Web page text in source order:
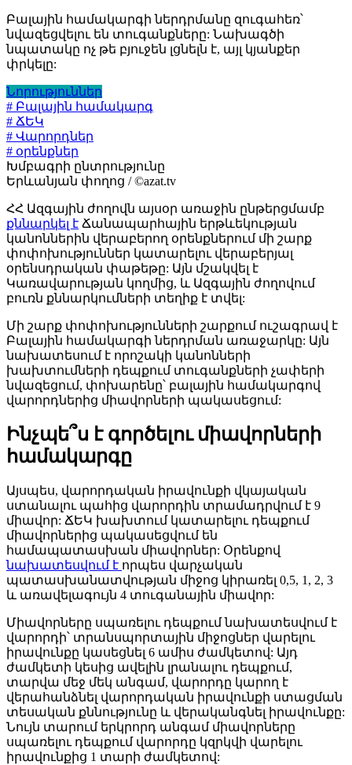
Բալային համակարգի ներդրմանը զուգահեռ՝
նվազեցվելու են տուգանքները: Նախագծի
նպատակը ոչ թե բյուջեն լցնելն է, այլ կյանքեր
փրկելը:
Նորություններ
# Բալային համակարգ
# ՃԵԿ
# Վարորդներ
# օրենքներ
Խմբագրի ընտրությունը
Երևանյան փողոց / ©azat.tv
ՀՀ Ազգային ժողովն այսօր առաջին ընթերցմամբ
քննարկել է Ճանապարհային երթևեկության
կանոններին վերաբերող օրենքներում մի շարք
փոփոխություններ կատարելու վերաբերյալ
օրենսդրական փաթեթը: Այն մշակվել է
Կառավարության կողմից, և Ազգային ժողովում
բուռն քննարկումների տեղիք է տվել:
Մի շարք փոփոխությունների շարքում ուշագրավ է
Բալային համակարգի ներդրման առաջարկը: Այն
նախատեսում է որոշակի կանոնների
խախտումների դեպքում տուգանքների չափերի
նվազեցում, փոխարենը՝ բալային համակարգով
վարորդներից միավորների պակասեցում:
Ինչպե՞ս է գործելու միավորների
համակարգը
Այսպես, վարորդական իրավունքի վկայական
ստանալու պահից վարորդին տրամադրվում է 9
միավոր: ՃԵԿ խախտում կատարելու դեպքում
միավորներից պակասեցվում են
համապատասխան միավորներ: Օրենքով
նախատեսվում է որպես վարչական
պատասխանատվության միջոց կիրառել 0,5, 1, 2, 3
և առավելագույն 4 տուգանային միավոր:
Միավորները սպառելու դեպքում նախատեսվում է
վարորդի՝ տրանսպորտային միջոցներ վարելու
իրավունքը կասեցնել 6 ամիս ժամկետով: Այդ
ժամկետի կեսից ավելին լրանալու դեպքում,
տարվա մեջ մեկ անգամ, վարորդը կարող է
վերահանձնել վարորդական իրավունքի ստացման
տեսական քննությունը և վերականգնել իրավունքը:
Նույն տարում երկրորդ անգամ միավորները
սպառելու դեպքում վարորդը կզրկվի վարելու
իրավունքից 1 տարի ժամկետով: